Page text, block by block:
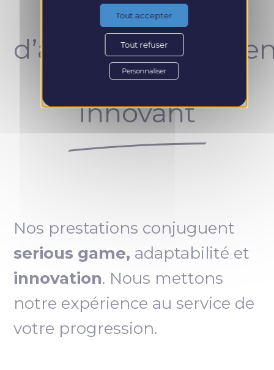
Un concept
unique et
innovant
Nos prestations conjuguent
serious game, adaptabilité et
innovation. Nous mettons
notre expérience au service de
votre progression.
Tout accepter
Tout refuser
Personnaliser